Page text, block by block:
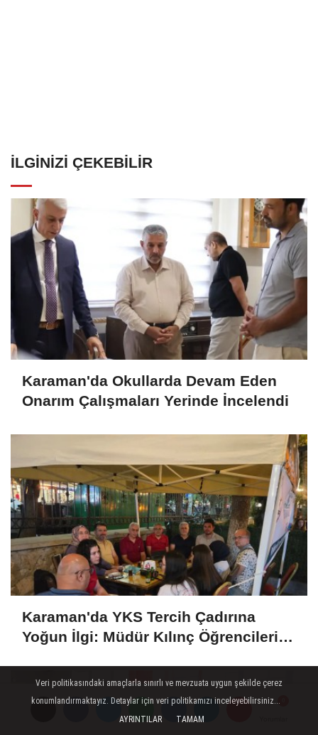
İLGINIZI ÇEKEBILIR
Karaman'da Okullarda Devam Eden
Onarım Çalışmaları Yerinde İncelendi
Karaman'da YKS Tercih Çadırına
Yoğun İlgi: Müdür Kılınç Öğrencileri
Veri politikasındaki amaçlarla sınırlı ve mevzuata uygun şekilde çerez
konumlandırmaktayız. Detaylar için veri politikamızı inceleyebilirsiniz...
AYRINTILAR
TAMAM